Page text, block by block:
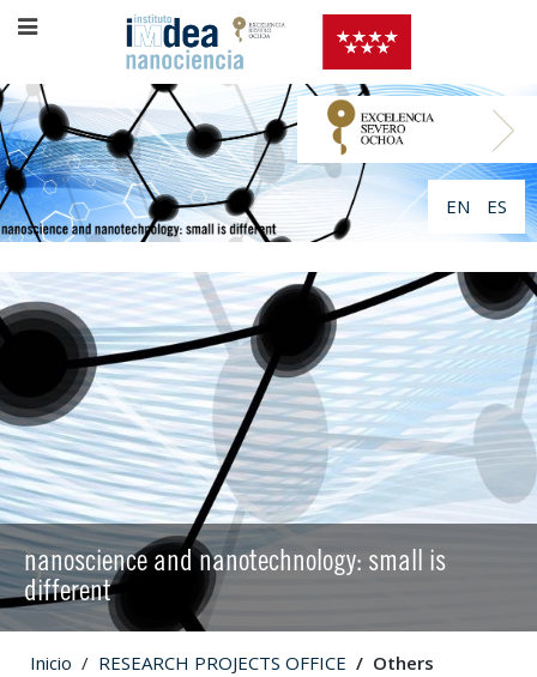
EN ES
nanoscience and nanotechnology: small is
different
Inicio RESEARCH PROJECTS OFFICE Others